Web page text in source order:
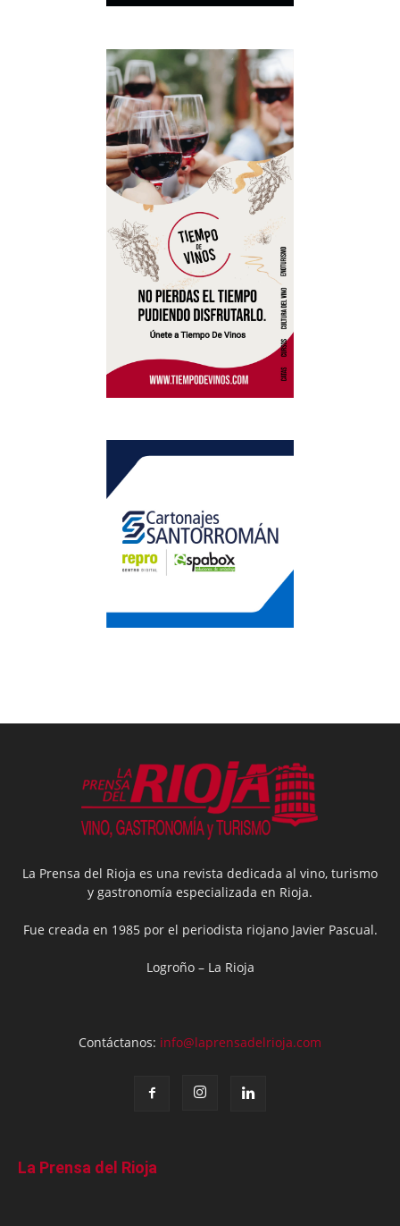
La Prensa del Rioja es una revista dedicada al vino, turismo
y gastronomía especializada en Rioja.
Fue creada en 1985 por el periodista riojano Javier Pascual.
Logroño – La Rioja
Contáctanos: info@laprensadelrioja.com
La Prensa del Rioja